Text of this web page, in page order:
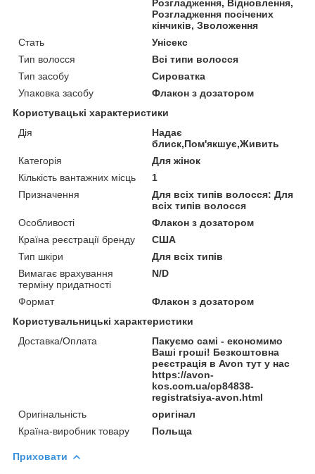
Розгладження, Відновлення,
Розгладження посічених
кінчиків, Зволоження
Стать
Унісекс
Тип волосся
Всі типи волосся
Тип засобу
Сироватка
Упаковка засобу
Флакон з дозатором
Користувацькi характеристики
Дія
Надає
блиск,Пом'якшує,Живить
Категорія
Для жінок
Кількість вантажних місць
1
Призначення
Для всіх типів волосся: Для
всіх типів волосся
Особливості
Флакон з дозатором
Країна реєстрації бренду
США
Тип шкіри
Для всіх типів
Вимагає врахування
терміну придатності
N/D
Формат
Флакон з дозатором
Користувальницькі характеристики
Доставка/Оплата
Пакуємо самі - економимо
Ваші гроші! Безкоштовна
реєстрація в Avon тут у нас
https://avon-
kos.com.ua/cp84838-
registratsiya-avon.html
Оригінальність
оригінал
Країна-виробник товару
Польща
Приховати